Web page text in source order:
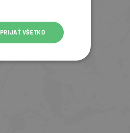
PRIJAŤ VŠETKO